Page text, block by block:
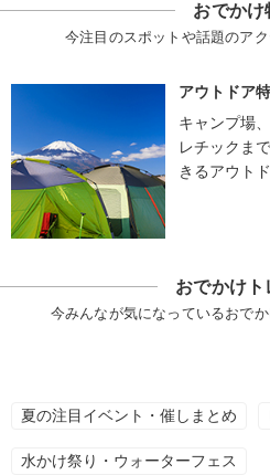
おでかけ
今注目のスポットや話題のア
アウトドア
キャンプ場
レチックま
きるアウト
おでかけト
今みんなが気になっているおで
夏の注目イベント・催しまとめ
水かけ祭り・ウォーターフェス